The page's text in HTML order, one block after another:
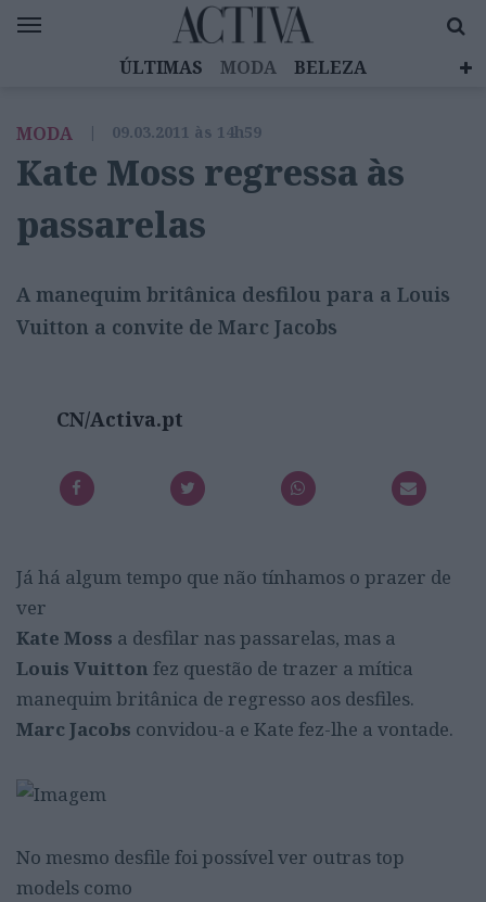
ÚLTIMAS MODA
BELEZA
EMOÇÕES
MULHERES INSPIRADORAS
DIZ QUEM SABE
ACTIVA BRAND STUDIO
MODA | 09.03.2011 às 14h59
Kate Moss regressa às
passarelas
A manequim britânica desfilou para a Louis
Vuitton a convite de Marc Jacobs
CN/Activa.pt
Já há algum tempo que não tínhamos o prazer de
ver
Kate Moss a desfilar nas passarelas, mas a
Louis Vuitton fez questão de trazer a mítica
manequim britânica de regresso aos desfiles.
Marc Jacobs convidou-a e Kate fez-lhe a vontade.
No mesmo desfile foi possível ver outras top
models como